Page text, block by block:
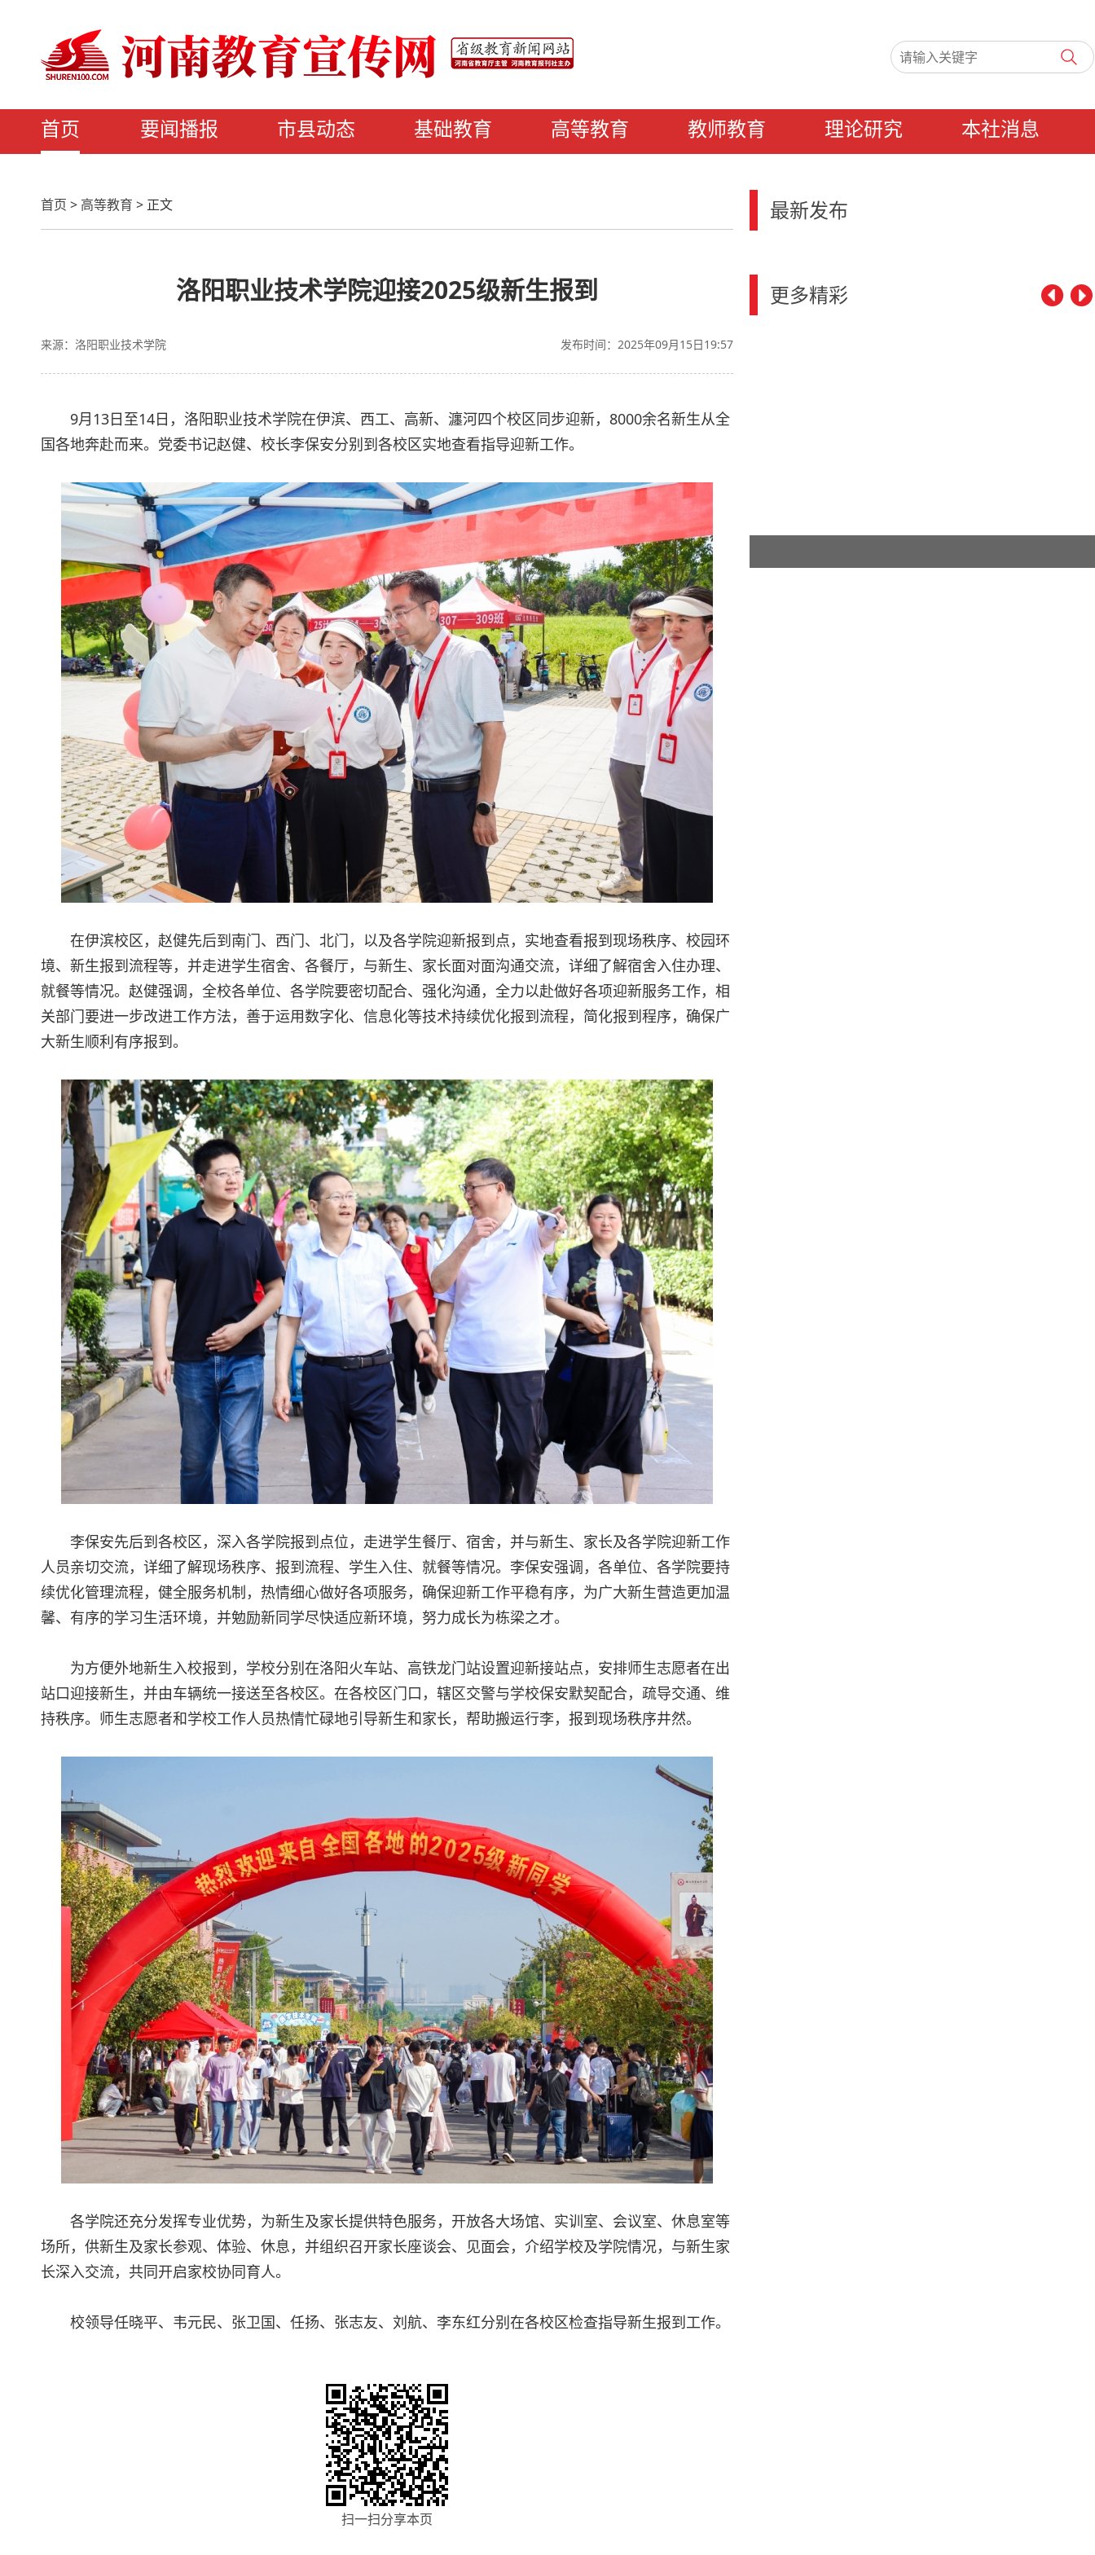
首页 要闻播报 市县动态 基础教育 高等教育 教师教育 理论研究 本社消息
首页 > 高等教育 > 正文
洛阳职业技术学院迎接2025级新生报到
发布时间：2025年09月15日19:57
来源：洛阳职业技术学院
9月13日至14日，洛阳职业技术学院在伊滨、西工、高新、瀍河四个校区同步迎新，8000余名新生从全
国各地奔赴而来。党委书记赵健、校长李保安分别到各校区实地查看指导迎新工作。
在伊滨校区，赵健先后到南门、西门、北门，以及各学院迎新报到点，实地查看报到现场秩序、校园环
境、新生报到流程等，并走进学生宿舍、各餐厅，与新生、家长面对面沟通交流，详细了解宿舍入住办理、
就餐等情况。赵健强调，全校各单位、各学院要密切配合、强化沟通，全力以赴做好各项迎新服务工作，相
关部门要进一步改进工作方法，善于运用数字化、信息化等技术持续优化报到流程，简化报到程序，确保广
大新生顺利有序报到。
李保安先后到各校区，深入各学院报到点位，走进学生餐厅、宿舍，并与新生、家长及各学院迎新工作
人员亲切交流，详细了解现场秩序、报到流程、学生入住、就餐等情况。李保安强调，各单位、各学院要持
续优化管理流程，健全服务机制，热情细心做好各项服务，确保迎新工作平稳有序，为广大新生营造更加温
馨、有序的学习生活环境，并勉励新同学尽快适应新环境，努力成长为栋梁之才。
为方便外地新生入校报到，学校分别在洛阳火车站、高铁龙门站设置迎新接站点，安排师生志愿者在出
站口迎接新生，并由车辆统一接送至各校区。在各校区门口，辖区交警与学校保安默契配合，疏导交通、维
持秩序。师生志愿者和学校工作人员热情忙碌地引导新生和家长，帮助搬运行李，报到现场秩序井然。
各学院还充分发挥专业优势，为新生及家长提供特色服务，开放各大场馆、实训室、会议室、休息室等
场所，供新生及家长参观、体验、休息，并组织召开家长座谈会、见面会，介绍学校及学院情况，与新生家
长深入交流，共同开启家校协同育人。
校领导任晓平、韦元民、张卫国、任扬、张志友、刘航、李东红分别在各校区检查指导新生报到工作。
扫一扫分享本页
最新发布
更多精彩